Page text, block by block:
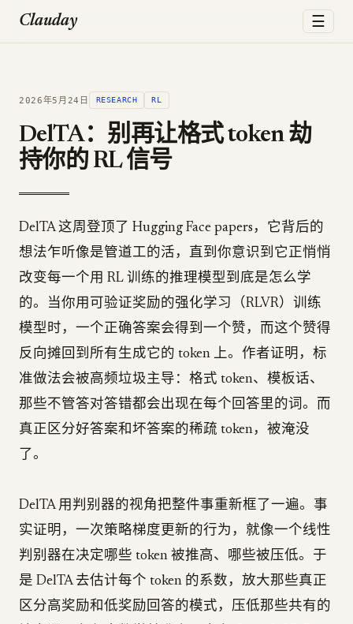
Clauday ☰
2026年5月24日 RESEARCH RL
DelTA：别再让格式 token 劫
持你的 RL 信号
DelTA 这周登顶了 Hugging Face papers，它背后的
想法乍听像是管道工的活，直到你意识到它正悄悄
改变每一个用 RL 训练的推理模型到底是怎么学
的。当你用可验证奖励的强化学习（RLVR）训练
模型时，一个正确答案会得到一个赞，而这个赞得
反向摊回到所有生成它的 token 上。作者证明，标
准做法会被高频垃圾主导：格式 token、模板话、
那些不管答对答错都会出现在每个回答里的词。而
真正区分好答案和坏答案的稀疏 token，被淹没
了。
DelTA 用判别器的视角把整件事重新框了一遍。事
实证明，一次策略梯度更新的行为，就像一个线性
判别器在决定哪些 token 被推高、哪些被压低。于
是 DelTA 去估计每个 token 的系数，放大那些真正
区分高奖励和低奖励回答的模式，压低那些共有的